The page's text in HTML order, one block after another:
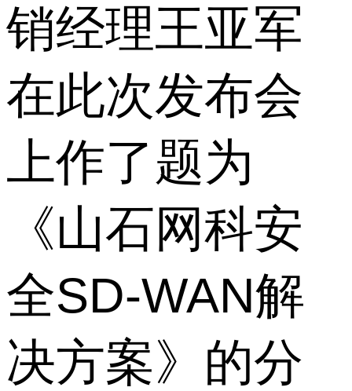
销经理王亚军
在此次发布会
上作了题为
《山石网科安
全SD-WAN解
决方案》的分